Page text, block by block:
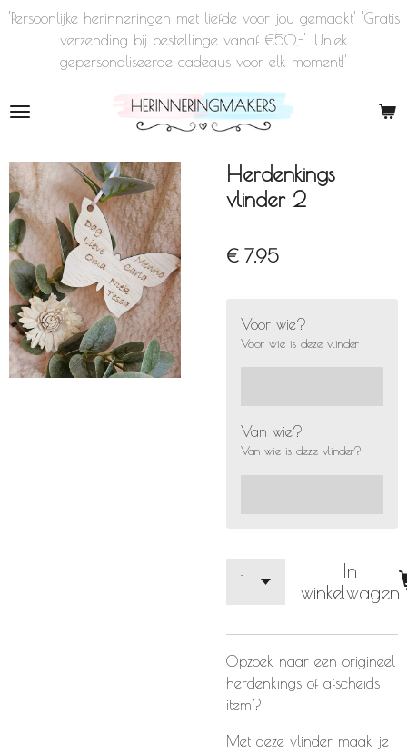
Ga
hoofdinhoud
'Persoonlijke herinneringen met liefde voor jou gemaakt' 'Gratis
verzending bij bestellinge vanaf €50,-' 'Uniek
gepersonaliseerde cadeaus voor elk moment!'
Herdenkings
vlinder 2
€ 7,95
Voor wie?
Voor wie is deze vlinder
Van wie?
Van wie is deze vlinder?
In
winkelwagen
Opzoek naar een origineel
herdenkings of afscheids
item?
Met deze vlinder maak je